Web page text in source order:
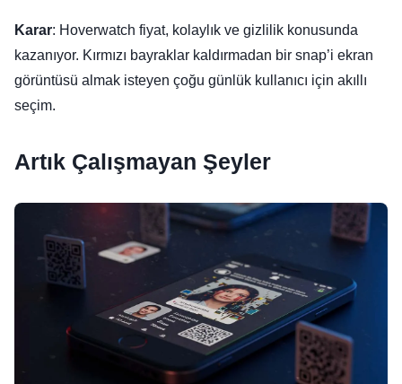
Karar: Hoverwatch fiyat, kolaylık ve gizlilik konusunda
kazanıyor. Kırmızı bayraklar kaldırmadan bir snap’i ekran
görüntüsü almak isteyen çoğu günlük kullanıcı için akıllı
seçim.
Artık Çalışmayan Şeyler